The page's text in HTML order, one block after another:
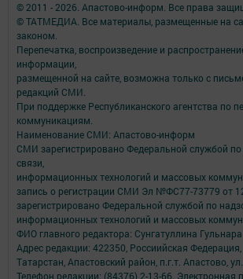
© 2011 - 2026. Апастово-информ. Все права
© ТАТМЕДИА. Все материалы, размещенные на
законом.
Перепечатка, воспроизведение и
информации,
размещенной на сайте, возможна только с
редакций СМИ.
При поддержке Республиканского агентства по
коммуникациям.
Наименование СМИ: Апастово-информ
СМИ зарегистрировано Федеральной службой по
связи,
информационных технологий и массовых
запись о регистрации СМИ Эл №ФС77-73779 от
зарегистрировано Федеральной службой по
информационных технологий и массовых
ФИО главного редактора: Сунгатуллина
Адрес редакции: 422350, Россиийская
Татарстан, Апастовский район, п.г.т. Апастово,
Телефон редакции: (84376) 2-13-66. Электронная